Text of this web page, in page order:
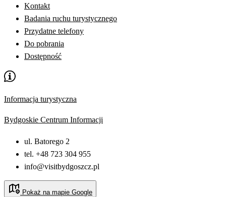
Kontakt
Badania ruchu turystycznego
Przydatne telefony
Do pobrania
Dostępność
Informacja turystyczna
Bydgoskie Centrum Informacji
ul. Batorego 2
tel. +48 723 304 955
info@visitbydgoszcz.pl
Pokaż na mapie Google